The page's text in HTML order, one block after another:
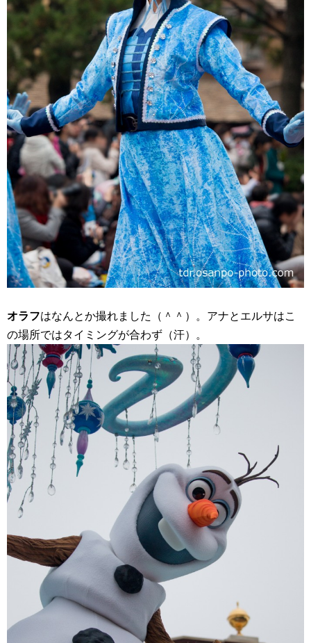
オラフはなんとか撮れました（＾＾）。アナとエルサはこ
の場所ではタイミングが合わず（汗）。